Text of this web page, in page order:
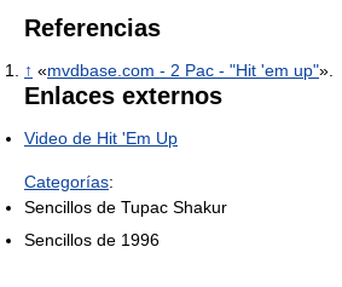
Referencias
↑ «mvdbase.com - 2 Pac - "Hit 'em up"».
Enlaces externos
Video de Hit 'Em Up
Categorías:
Sencillos de Tupac Shakur
Sencillos de 1996